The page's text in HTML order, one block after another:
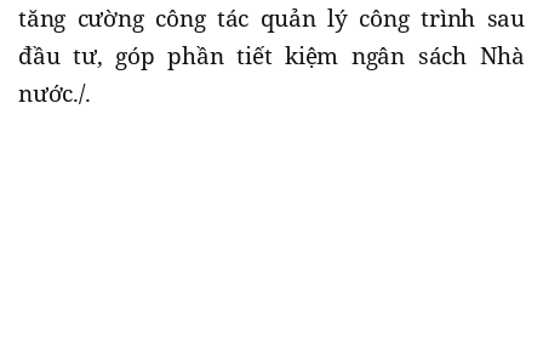
tăng cường công tác quản lý công trình sau
đầu tư, góp phần tiết kiệm ngân sách Nhà
nước./.